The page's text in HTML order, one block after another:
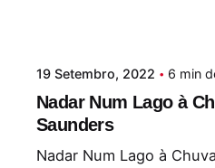
19 Setembro, 2022 6 min
Nadar Num Lago à
Saunders
Nadar Num Lago à